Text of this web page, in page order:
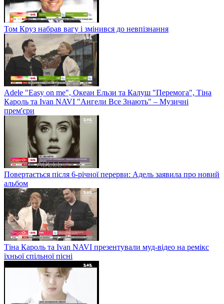
Том Круз набрав вагу і змінився до невпізнання
Adele "Easy on me", Океан Ельзи та Калуш "Перемога", Тіна
Кароль та Ivan NAVI "Ангели Все Знають" – Музичні
прем'єри
Повертається після 6-річної перерви: Адель заявила про новий
альбом
Тіна Кароль та Ivan NAVI презентували муд-відео на ремікс
їхньої спільної пісні